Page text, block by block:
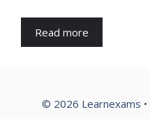
Read more
© 2026 Learnexams